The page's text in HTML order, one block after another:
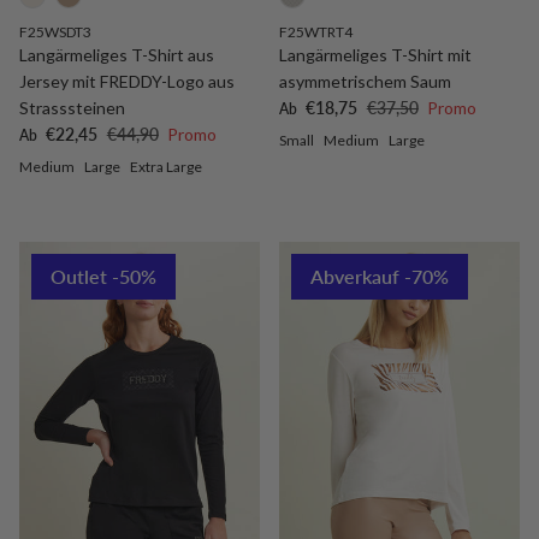
F25WSDT3
Langärmeliges T-Shirt aus
Jersey mit FREDDY-Logo aus
Strasssteinen
Verkaufspreis
Ab €22,45 Normaler Preis
€44,90 Promo
Medium Large Extra Large
F25WTRT4
Langärmeliges T-Shirt mit
asymmetrischem Saum
Verkaufspreis
Ab €18,75 Normaler Preis
€37,50 Promo
Small Medium Large
Outlet -50% Abverkauf -70%